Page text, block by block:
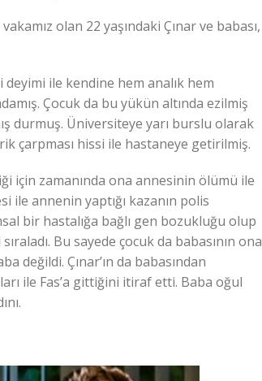
olan 22 yaşındaki Çınar ve babası,
ile kendine hem analık hem
Çocuk da bu yükün altında ezilmiş
durmuş. Üniversiteye yarı burslu olarak
çarpması hissi ile hastaneye getirilmiş.
için zamanında ona annesinin ölümü ile
ile annenin yaptığı kazanın polis
bir hastalığa bağlı gen bozukluğu olup
Bu sayede çocuk da babasının ona
değildi. Çınar’ın da babasından
ile Fas’a gittiğini itiraf etti. Baba oğul